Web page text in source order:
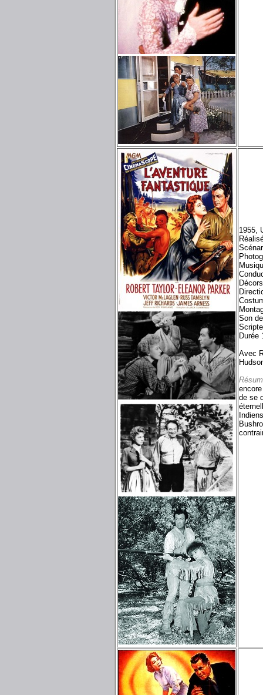
1955,
Son
Durée
Avec
de se